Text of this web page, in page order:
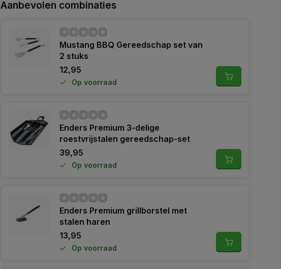
Aanbevolen combinaties
Mustang BBQ Gereedschap set van
2 stuks
12,95
Op voorraad
Enders Premium 3-delige
roestvrijstalen gereedschap-set
39,95
Op voorraad
Enders Premium grillborstel met
stalen haren
13,95
Op voorraad